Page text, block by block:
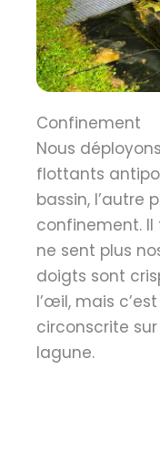
Confinement
Nous
flottants
bassin, l’autre
confinement.
ne sent plus
doigts sont
l’œil, mais
circonscrite
lagune.